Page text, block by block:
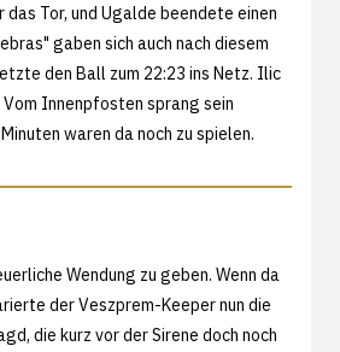
Tor, und Ugalde beendete einen
gaben sich auch nach diesem
den Ball zum 22:23 ins Netz. Ilic
Innenpfosten sprang sein
waren da noch zu spielen.
Wendung zu geben. Wenn da
der Veszprem-Keeper nun die
die kurz vor der Sirene doch noch